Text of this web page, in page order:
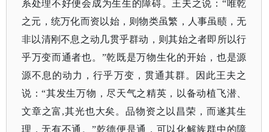
系处理不好便会成为生生的障碍。王夫之说：“唯乾
之元，统万化而资以始，则物类虽繁，人事虽赜，无
非以清刚不息之动几贯乎群动，则其始之者即所以行
乎万变而通者也。”乾既是万物生化的开始，也是源
源不息的动力，行乎万变，贯通其群。因此王夫之
说：“其发生万物，尽天气之精英，以备动植飞潜、
文章之富,其光也大矣。品物资之以昌荣，而遂其生
理，无有不通。”乾德便是通，可以化解族群中的障